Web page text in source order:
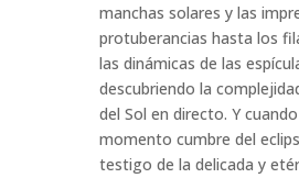
manchas solares y las
protuberancias hasta los
las dinámicas de las
descubriendo la
del Sol en directo. Y
momento cumbre del
testigo de la delicada y